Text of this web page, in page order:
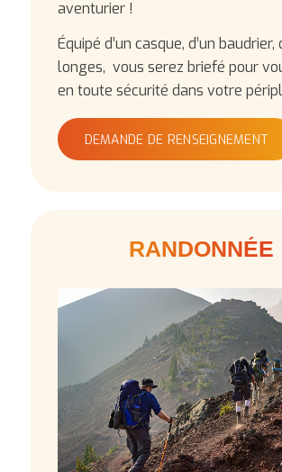
aventurier !
Équipé d’un casque, d’un baudrier,
longes, vous serez briefé pour
en toute sécurité dans votre
DEMANDE DE RENSEIGNEMENT
RANDONNÉE